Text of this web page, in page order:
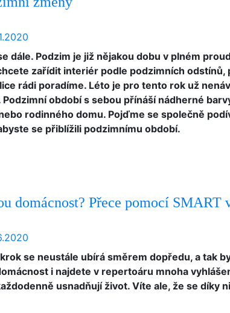
dále. Podzim je již nějakou dobu v plném
zařídit interiér podle podzimních odstínů,
rádi poradíme. Léto je pro tento rok už
období s sebou přínáší nádherné
rodinného domu. Pojďme se společně
se přiblížili podzimnímu období.
domácnost? Přece pomocí SMART
se neustále ubírá směrem dopředu, a tak
i najdete v repertoáru mnoha
usnadňují život. Víte ale, že se díky